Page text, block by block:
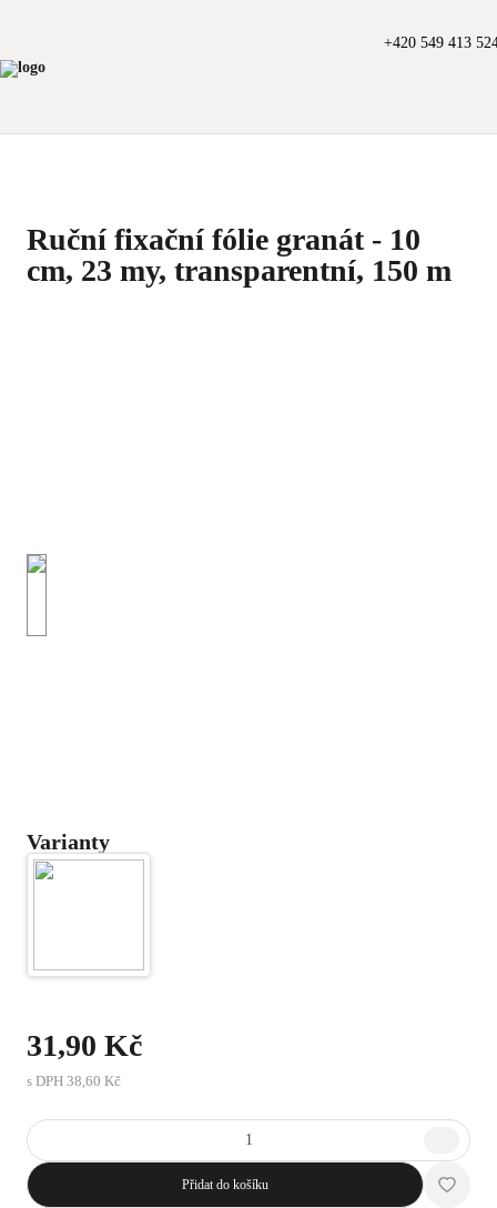
+420 549 413
Ruční fixační fólie granát - 10
cm, 23 my, transparentní, 150 m
Varianty
31,90 Kč
s DPH 38,60 Kč
Přidat do košíku